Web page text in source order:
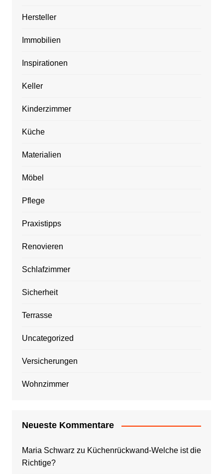
Hersteller
Immobilien
Inspirationen
Keller
Kinderzimmer
Küche
Materialien
Möbel
Pflege
Praxistipps
Renovieren
Schlafzimmer
Sicherheit
Terrasse
Uncategorized
Versicherungen
Wohnzimmer
Neueste Kommentare
Maria Schwarzzu Küchenrückwand-Welche ist die
Richtige?